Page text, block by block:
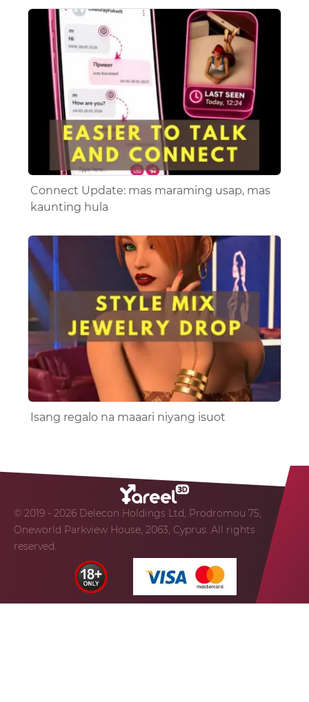
Connect Update: mas maraming usap, mas
kaunting hula
Isang regalo na maaari niyang isuot
© 2019 - 2026 Delecon Holdings Ltd, Prodromou 75,
Oneworld Parkview House, 2063, Cyprus. All rights
reserved.